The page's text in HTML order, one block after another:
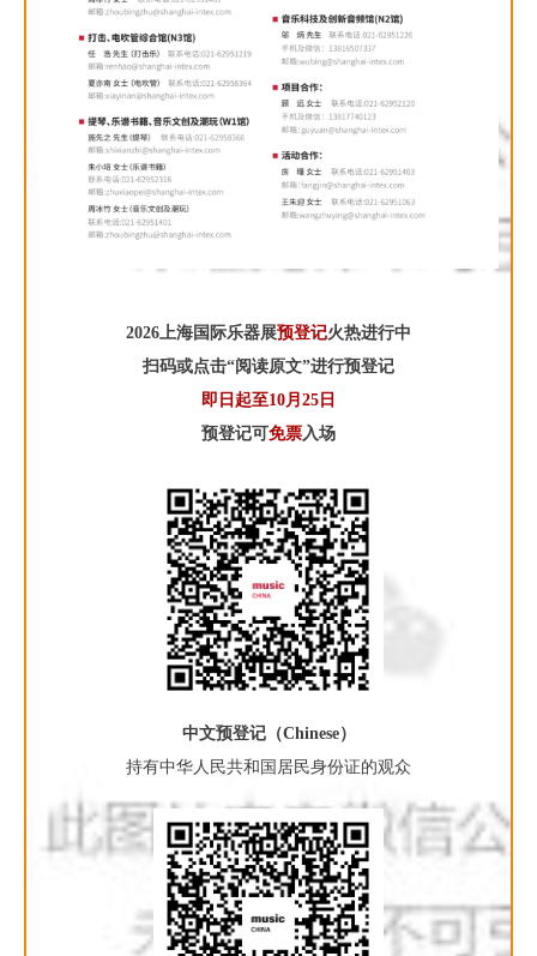
2026上海国际乐器展预登记火热进行中
扫码或点击“阅读原文”进行预登记
即日起至10月25日
预登记可免票 入场
中文预登记（Chinese）
持有中华人民共和国居民身份证的观众